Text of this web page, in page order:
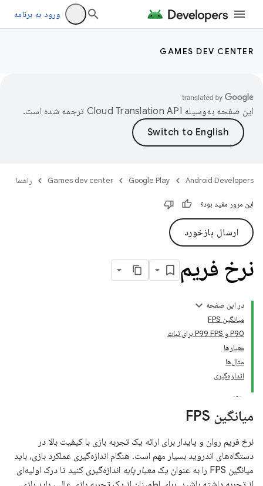
ورود به برنامه
GAMES DEV CENTER
این صفحه به‌وسیله ترجمه شده است.
Android Developers
Google Play
Games dev center راهنما
این مرور مفید بود؟
ارسال بازخورد
نرخ فریم
در این صفحه
میانگین FPS
P90 و P99 FPS برای ثبات
معیارها
مثال‌ها
اندازه‌گیری
میانگین FPS
نرخ فریم روان و پایدار برای ارائه یک تجربه بازی با کیفیت بالا در
دستگاه‌های اندروید بسیار مهم است. هنگام اندازه‌گیری عملکرد بازی، باید
میانگین FPS را به عنوان یک
معیار پایه اندازه‌گیری کنید تا درک اولیه‌ای